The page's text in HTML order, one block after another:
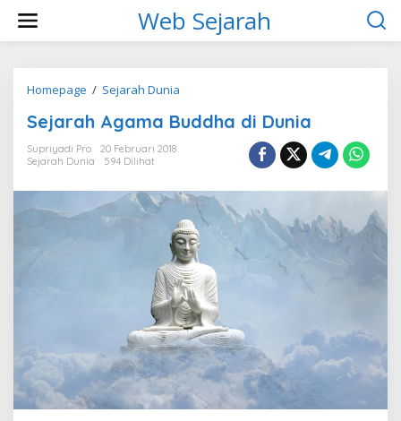
w
Web Sejarah
Homepage / Sejarah Dunia
j
A
g
a
m
a
B
u
d
d
h
a
d
i
D
Sejarah Agama Buddha di Dunia
Supriyadi Pro
20 Februari 2018
Sejarah Dunia
594 Dilihat